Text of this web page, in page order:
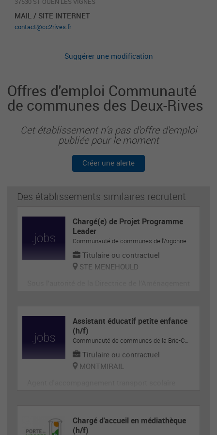
MAIL / SITE INTERNET
contact@cc2rives.fr
Suggérer une modification
Offres d'emploi Communauté
de communes des Deux-Rives
Cet établissement n'a pas d'offre d'emploi
publiée pour le moment
Créer une alerte
Des établissements similaires recrutent
Chargé(e) de Projet Programme
Leader
Communauté de communes de l'Argonne-Champenoise
Titulaire ou contractuel
STE MENEHOULD
Communes de l’Argonne Champenoise et le Vice
-Président en charge de l’Aménagement du Territ
oire
Assistant éducatif petite enfance
(h/f)
Communauté de communes de la Brie-Champenoise
Titulaire ou contractuel
MONTMIRAIL
Chargé d'accueil en médiathèque
(h/f)